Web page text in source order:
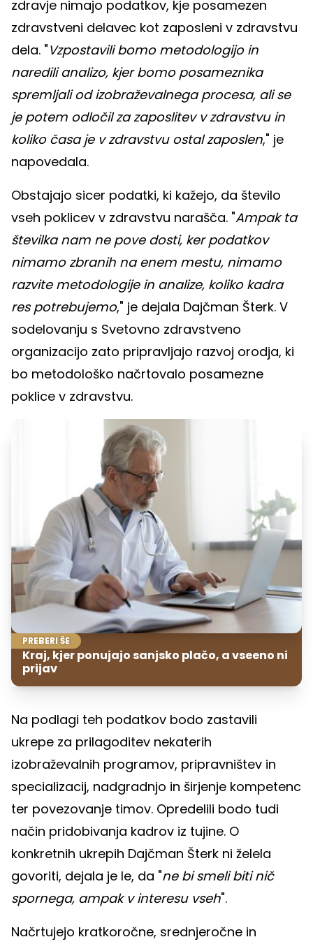
zdravje nimajo podatkov, kje posamezen
zdravstveni delavec kot zaposleni v zdravstvu
dela. "Vzpostavili bomo metodologijo in
naredili analizo, kjer bomo posameznika
spremljali od izobraževalnega procesa, ali se
je potem odločil za zaposlitev v zdravstvu in
koliko časa je v zdravstvu ostal zaposlen," je
napovedala.
Obstajajo sicer podatki, ki kažejo, da število
vseh poklicev v zdravstvu narašča. "Ampak ta
številka nam ne pove dosti, ker podatkov
nimamo zbranih na enem mestu, nimamo
razvite metodologije in analize, koliko kadra
res potrebujemo," je dejala Dajčman Šterk. V
sodelovanju s Svetovno zdravstveno
organizacijo zato pripravljajo razvoj orodja, ki
bo metodološko načrtovalo posamezne
poklice v zdravstvu.
PREBERI ŠE
Kraj, kjer ponujajo sanjsko plačo, a vseeno ni
prijav
Na podlagi teh podatkov bodo zastavili
ukrepe za prilagoditev nekaterih
izobraževalnih programov, pripravništev in
specializacij, nadgradnjo in širjenje kompetenc
ter povezovanje timov. Opredelili bodo tudi
način pridobivanja kadrov iz tujine. O
konkretnih ukrepih Dajčman Šterk ni želela
govoriti, dejala je le, da "ne bi smeli biti nič
spornega, ampak v interesu vseh".
Načrtujejo kratkoročne, srednjeročne in